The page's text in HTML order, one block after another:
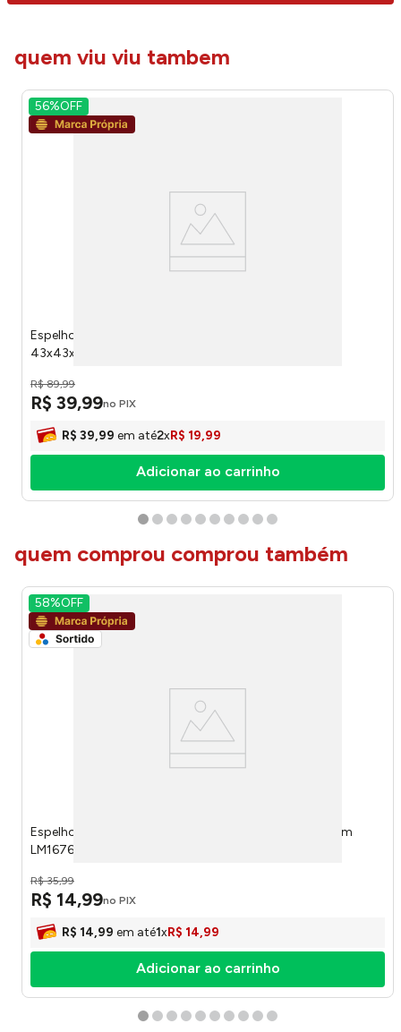
quem viu viu tambem
56%OFF
Espelho Decorativo Redondo Vidro Moldura Plástica
43x43x3cm Ref.LM2837 honeyhome
R$ 89,99
R$ 39,99no PIX
R$ 39,99 em até2xR$ 19,99
Adicionar ao carrinho
quem comprou comprou também
58%OFF
Espelho Decorativo Gota com Alça Sortido 29x34x2cm
LM1676HAR - honeyhome
R$ 35,99
R$ 14,99no PIX
R$ 14,99 em até1xR$ 14,99
Adicionar ao carrinho